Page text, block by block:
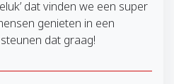
dat vinden we een super
genieten in een
dat graag!